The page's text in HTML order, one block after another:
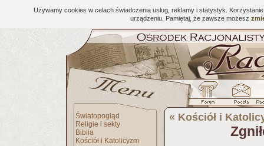
Używamy cookies w celach świadczenia usług, reklamy i statystyk.
urządzeniu. Pamiętaj, że zawsze możesz
Światopogląd
Religie i sekty
Biblia
Kościół i Katolicyzm
« Kościół i